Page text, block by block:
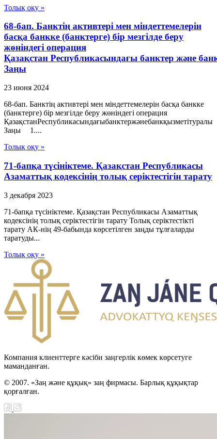
Толық оқу »
68-бап. Банктің активтері мен міндеттемелерін
басқа банкке (банктерге) бір мезгілде беру
жөніндегі операция
Қазақстан Республикасындағы банктер және
Заңы
23 июня 2024
68-бап. Банктің активтері мен міндеттемелерін басқа банкке
(банктерге) бір мезгілде беру жөніндегі операция
ҚазақстанРеспубликасындағыбанктержәнебанкқызметітуралы
Заңы 1....
Толық оқу »
71-бапқа түсініктеме. Қазақстан Республикасы
Азаматтық кодексінің толық серіктестігін тарату
3 декабря 2023
71-бапқа түсініктеме. Қазақстан Республикасы Азаматтық
кодексінің толық серіктестігін тарату Толық серіктестікті
тарату АК-нің 49-бабында көрсетілген заңды тұлғаларды
таратуды...
Толық оқу »
Компания клиенттерге кәсіби заңгерлік көмек көрсетуге
маманданған.
© 2007. «Заң және құқық» заң фирмасы. Барлық құқықтар
қорғалған.